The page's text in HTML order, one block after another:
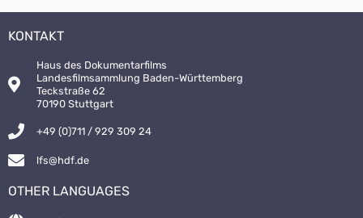
KONTAKT
Haus des Dokumentarfilms
Landesfilmsammlung Baden-Württemberg
Teckstraße 62
70190 Stuttgart
+49 (0)711 / 929 309 24
lfs@hdf.de
OTHER LANGUAGES